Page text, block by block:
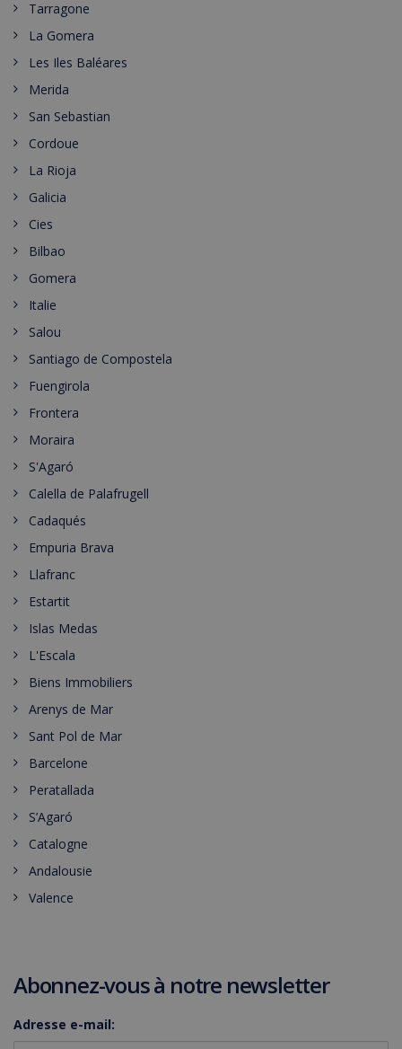
Tarragone
La Gomera
Les Iles Baléares
Merida
San Sebastian
Cordoue
La Rioja
Galicia
Cies
Bilbao
Gomera
Italie
Salou
Santiago de Compostela
Fuengirola
Frontera
Moraira
S'Agaró
Calella de Palafrugell
Cadaqués
Empuria Brava
Llafranc
Estartit
Islas Medas
L'Escala
Biens Immobiliers
Arenys de Mar
Sant Pol de Mar
Barcelone
Peratallada
S’Agaró
Catalogne
Andalousie
Valence
Abonnez-vous à notre newsletter
Adresse e-mail: